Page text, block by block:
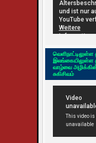
வெளிநாட்டிலுள்ள
இலங்கையிலுள்ள
வாழ்வை
சுகிசிவம்